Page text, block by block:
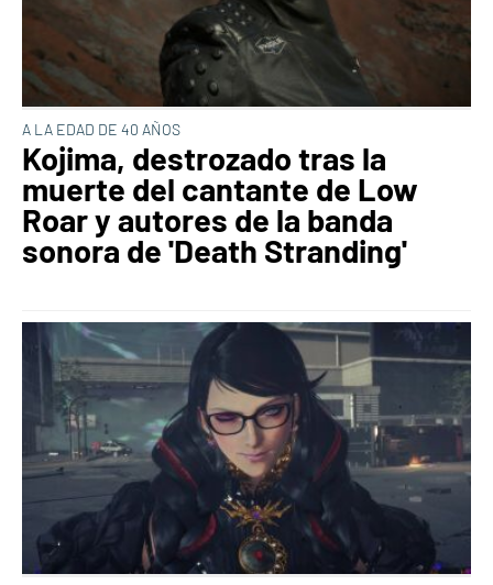
A LA EDAD DE 40 AÑOS
Kojima, destrozado tras la
muerte del cantante de Low
Roar y autores de la banda
sonora de 'Death Stranding'